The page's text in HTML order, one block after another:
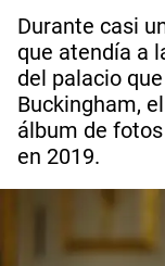
Durante casi
que atendía a
del palacio
Buckingham,
álbum de
en 2019.